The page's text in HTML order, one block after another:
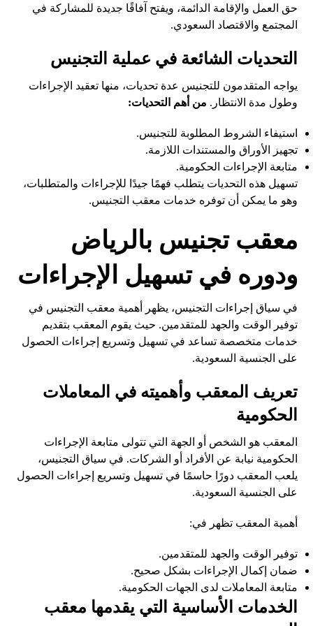
حق العمل والإقامة الدائمة، ويفتح آفاقًا جديدة للمشاركة في
المجتمع والاقتصاد السعودي.
التحديات الشائعة في عملية التجنيس
يواجه المتقدمون للتجنيس عدة تحديات، منها تعقيد الإجراءات
وطول مدة الانتظار. من أهم التحديات:
استيفاء الشروط المطلوبة للتجنيس.
تجهيز الأوراق والمستندات اللازمة.
متابعة الإجراءات الحكومية.
تسهيل هذه التحديات يتطلب فهمًا جيدًا للإجراءات والمتطلبات،
وهو ما يمكن أن توفره خدمات معقب التجنيس.
معقب تجنيس بالرياض
ودوره في تسهيل الإجراءات
في سياق إجراءات التجنيس، يظهر أهمية معقب التجنيس في
توفير الوقت والجهد للمتقدمين. حيث يقوم المعقب بتقديم
خدمات متخصصة تساعد في تسهيل وتسريع إجراءات الحصول
على الجنسية السعودية.
تعريف المعقب وأهميته في المعاملات
الحكومية
المعقب هو الشخص أو الجهة التي تتولى متابعة الإجراءات
الحكومية نيابة عن الأفراد أو الشركات. في سياق التجنيس،
يلعب المعقب دورًا حاسمًا في تسهيل وتسريع إجراءات الحصول
على الجنسية السعودية.
أهمية المعقب تظهر في:
توفير الوقت والجهد للمتقدمين.
ضمان إكمال الإجراءات بشكل صحيح.
متابعة المعاملات لدى الجهات الحكومية.
الخدمات الأساسية التي يقدمها معقب